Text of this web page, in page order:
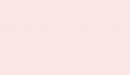
van alle concertupdates uit
je aan voor de
website.